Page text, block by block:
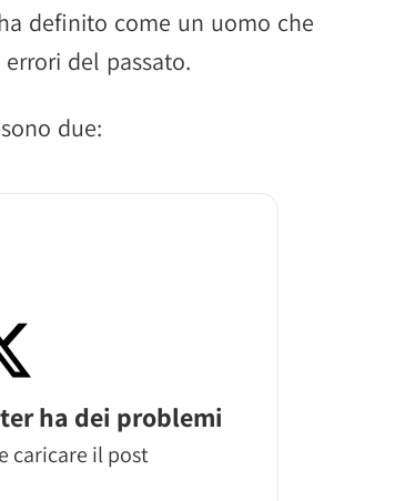
definito come un uomo che
del passato.
due:
ha dei problemi
caricare il post